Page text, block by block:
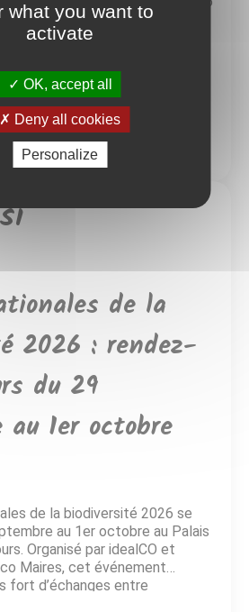
2025
France Nouvelle-
de la
2026 : rendez-
du 29
1er octobre
de la biodiversité 2026 se
au 1er octobre au Palais
Organisé par idealCO et
Maires, cet événement
fort d’échanges entre
what you want to
activate
OK, accept all
Deny all cookies
Personalize